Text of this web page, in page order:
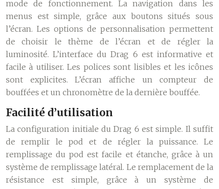
mode de fonctionnement. La navigation dans les
menus est simple, grâce aux boutons situés sous
l’écran. Les options de personnalisation permettent
de choisir le thème de l’écran et de régler la
luminosité. L’interface du Drag 6 est informative et
facile à utiliser. Les polices sont lisibles et les icônes
sont explicites. L’écran affiche un compteur de
bouffées et un chronomètre de la dernière bouffée.
Facilité d’utilisation
La configuration initiale du Drag 6 est simple. Il suffit
de remplir le pod et de régler la puissance. Le
remplissage du pod est facile et étanche, grâce à un
système de remplissage latéral. Le remplacement de la
résistance est simple, grâce à un système de